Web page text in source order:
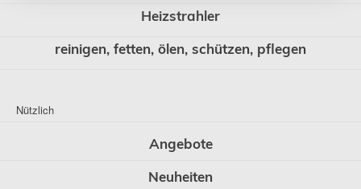
Heizstrahler
reinigen, fetten, ölen, schützen, pflegen
Nützlich
Angebote
Neuheiten